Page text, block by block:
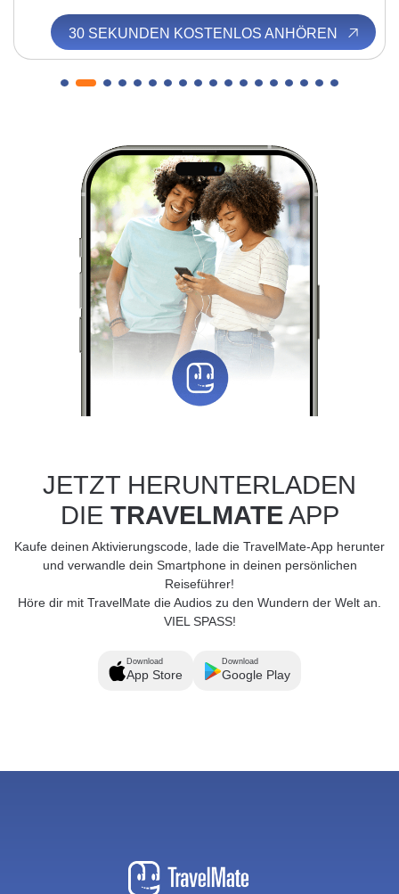
30 SEKUNDEN KOSTENLOS ANHÖREN
JETZT HERUNTERLADEN
DIE TRAVELMATEAPP
Kaufe deinen Aktivierungscode, lade die TravelMate-App herunter
und verwandle dein Smartphone in deinen persönlichen
Reiseführer!
Höre dir mit TravelMate die Audios zu den Wundern der Welt an.
VIEL SPASS!
Download
App Store
Download
Google Play